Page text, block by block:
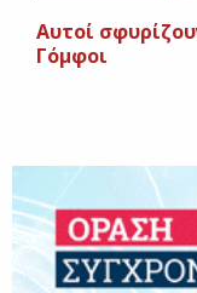
Αυτοί
Γόμφοι